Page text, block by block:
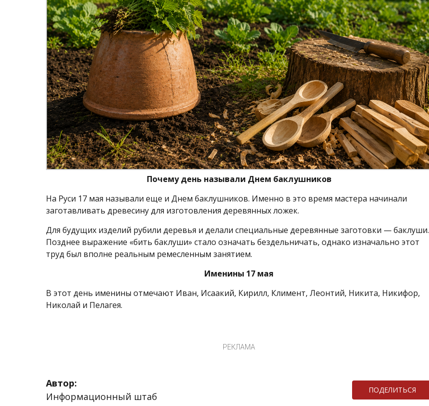
Почему день называли Днем баклушников
На Руси 17 мая называли еще и Днем баклушников. Именно в это время мастера начинали
заготавливать древесину для изготовления деревянных ложек.
Для будущих изделий рубили деревья и делали специальные деревянные заготовки — баклуши.
Позднее выражение «бить баклуши» стало означать бездельничать, однако изначально этот
труд был вполне реальным ремесленным занятием.
Именины 17 мая
В этот день именины отмечают Иван, Исаакий, Кирилл, Климент, Леонтий, Никита, Никифор,
Николай и Пелагея.
РЕКЛАМА
Автор:
Информационный штаб
ПОДЕЛИТЬСЯ